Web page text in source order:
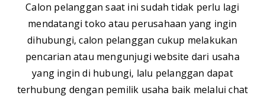
Calon pelanggan saat ini sudah tidak perlu lagi
mendatangi toko atau perusahaan yang ingin
dihubungi, calon pelanggan cukup melakukan
pencarian atau mengunjugi website dari usaha
yang ingin di hubungi, lalu pelanggan dapat
terhubung dengan pemilik usaha baik melalui chat